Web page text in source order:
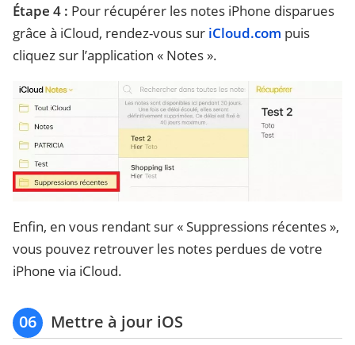
Étape 4 : Pour récupérer les notes iPhone disparues
grâce à iCloud, rendez-vous sur iCloud.com puis
cliquez sur l’application « Notes ».
Enfin, en vous rendant sur « Suppressions récentes »,
vous pouvez retrouver les notes perdues de votre
iPhone via iCloud.
06 Mettre à jour iOS